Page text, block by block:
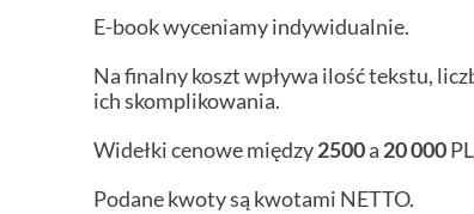
E-book wyceniamy indywidualnie.
Na finalny koszt wpływa ilość tekstu,
ich skomplikowania.
Widełki cenowe między2500a 20 000
Podane kwoty są kwotami NETTO.